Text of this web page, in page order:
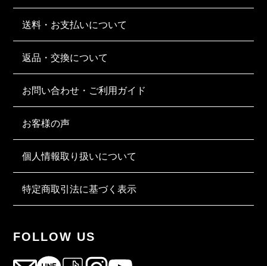
送料・お支払いについて
返品・交換について
お問い合わせ・ご利用ガイド
お客様の声
個人情報取り扱いについて
特定商取引法に基づく表示
FOLLOW US